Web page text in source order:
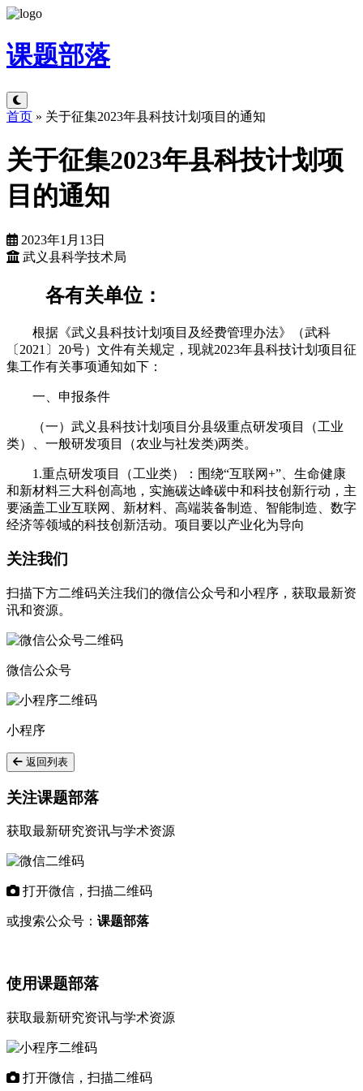
课题部落
首页 » 关于征集2023年县科技计划项目的通知
关于征集2023年县科技计划项
目的通知
2023年1月13日
武义县科学技术局
各有关单位：
根据《武义县科技计划项目及经费管理办法》（武科
〔2021〕20号）文件有关规定，现就2023年县科技计划项目征
集工作有关事项通知如下：
一、申报条件
（一）武义县科技计划项目分县级重点研发项目（工业
类）、一般研发项目（农业与社发类)两类。
1.重点研发项目（工业类）：围绕“互联网+”、生命健康
和新材料三大科创高地，实施碳达峰碳中和科技创新行动，主
要涵盖工业互联网、新材料、高端装备制造、智能制造、数字
经济等领域的科技创新活动。项目要以产业化为导向
关注我们
扫描下方二维码关注我们的微信公众号和小程序，获取最新资
讯和资源。
微信公众号
小程序
返回列表
关注课题部落
获取最新研究资讯与学术资源
打开微信，扫描二维码
或搜索公众号： 课题部落
使用课题部落
获取最新研究资讯与学术资源
打开微信，扫描二维码